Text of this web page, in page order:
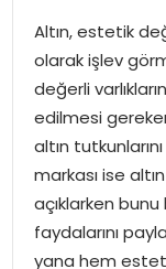
Altın, estetik
olarak işlev
değerli
edilmesi
altın
markası ise
açıklarken
faydalarını
yana hem